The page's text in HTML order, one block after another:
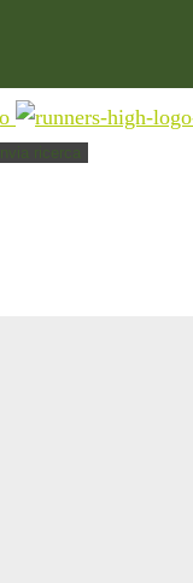
Invia ricerca